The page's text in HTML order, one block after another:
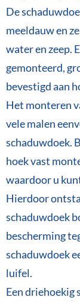
De
meeldauw en
water en zeep.
gemonteerd,
bevestigd aan
Het monteren
vele malen
schaduwdoek.
hoek vast
waardoor u
Hierdoor
schaduwdoek
bescherming
schaduwdoek
luifel.
Een driehoekig